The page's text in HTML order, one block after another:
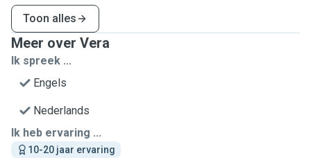
Toon alles
Meer over Vera
Ik spreek ...
Engels
Nederlands
Ik heb ervaring ...
10-20 jaar ervaring